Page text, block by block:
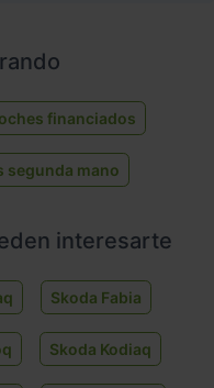
financiados
segunda mano
interesarte
Skoda Fabia
Skoda Kodiaq